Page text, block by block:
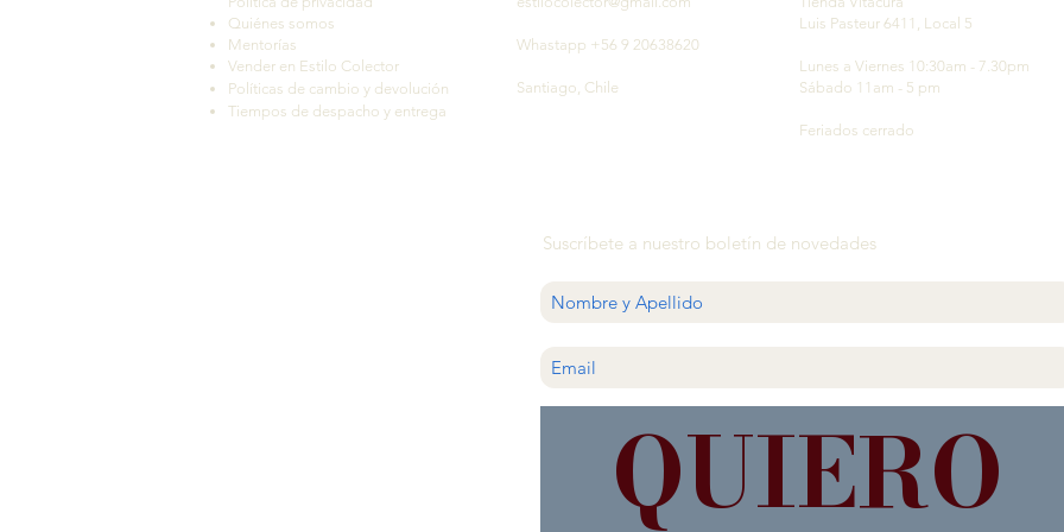
Quiénes somos
Mentorías
Vender en Estilo Colector
Políticas de cambio y devolución
Tiempos de despacho y entrega
Whastapp +56 9 20638620
Santiago, Chile
Luis Pasteur 6411, Local 5
Lunes a Viernes 10:30am - 7.30pm
Sábado 11am - 5 pm
Feriados cerrado
Suscríbete a nuestro boletín de novedades
QUIERO